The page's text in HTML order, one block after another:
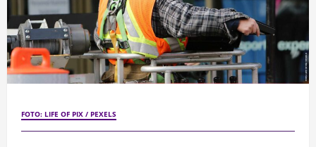
FOTO: LIFE OF PIX / PEXELS